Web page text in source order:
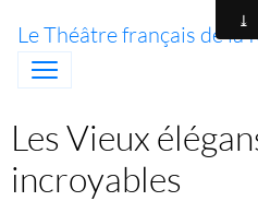
Le Théâtre français de la
Les Vieux
incroyables